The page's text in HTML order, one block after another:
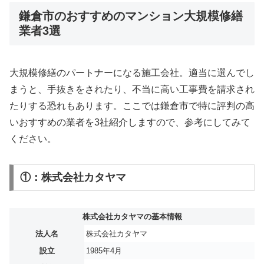
鎌倉市のおすすめのマンション大規模修繕
業者3選
大規模修繕のパートナーになる施工会社。適当に選んでし
まうと、手抜きをされたり、不当に高い工事費を請求され
たりする恐れもあります。ここでは鎌倉市で特に評判の高
いおすすめの業者を3社紹介しますので、参考にしてみて
ください。
①：株式会社カタヤマ
株式会社カタヤマの基本情報
法人名
株式会社カタヤマ
設立
1985年4月